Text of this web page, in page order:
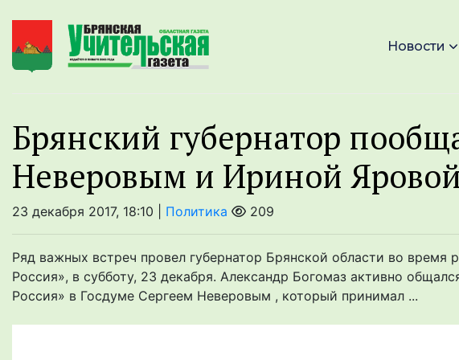
Новости
Брянский губернатор
Неверовым и Ириной Яровой
23 декабря 2017, 18:10 | Политика 209
Ряд важных встреч провел губернатор Брянской области во время
Россия», в субботу, 23 декабря. Александр Богомаз активно
Россия» в Госдуме Сергеем Неверовым , который принимал ...